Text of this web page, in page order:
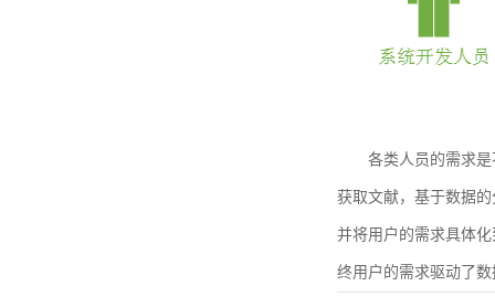
各类人员的需求
获取文献，基于数据
并将用户的需求具体
终用户的需求驱动了